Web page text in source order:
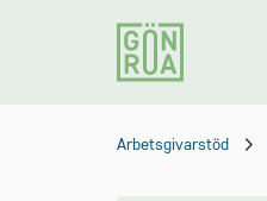
Arbetsgivarstöd